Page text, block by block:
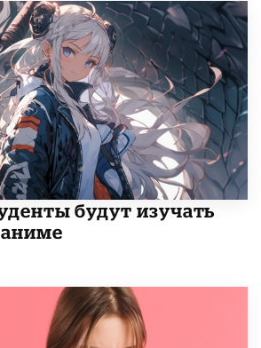
будут изучать